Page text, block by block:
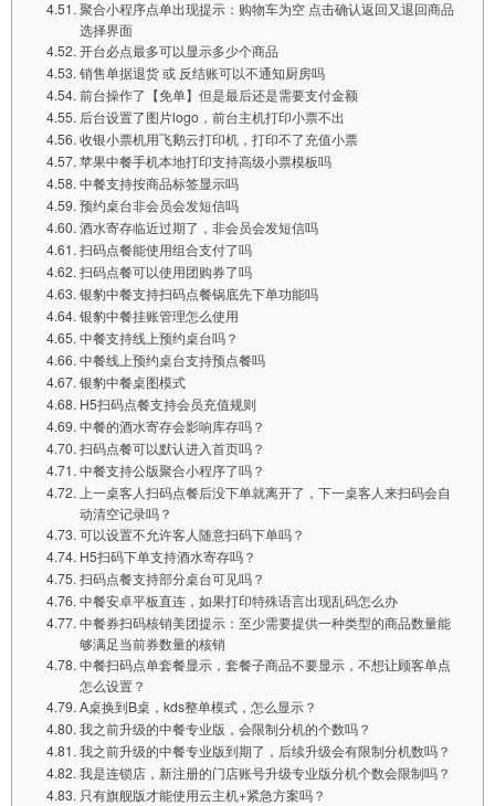
聚合小程序点单出现提示：购物车为空 点击确认返回又退回商品
选择界面
开台必点最多可以显示多少个商品
销售单据退货 或 反结账可以不通知厨房吗
前台操作了【免单】但是最后还是需要支付金额
后台设置了图片logo，前台主机打印小票不出
收银小票机用飞鹅云打印机，打印不了充值小票
苹果中餐手机本地打印支持高级小票模板吗
中餐支持按商品标签显示吗
预约桌台非会员会发短信吗
酒水寄存临近过期了，非会员会发短信吗
扫码点餐能使用组合支付了吗
扫码点餐可以使用团购券了吗
银豹中餐支持扫码点餐锅底先下单功能吗
银豹中餐挂账管理怎么使用
中餐支持线上预约桌台吗？
中餐线上预约桌台支持预点餐吗
银豹中餐桌图模式
H5扫码点餐支持会员充值规则
中餐的酒水寄存会影响库存吗？
扫码点餐可以默认进入首页吗？
中餐支持公版聚合小程序了吗？
上一桌客人扫码点餐后没下单就离开了，下一桌客人来扫码会自
动清空记录吗？
可以设置不允许客人随意扫码下单吗？
H5扫码下单支持酒水寄存吗？
扫码点餐支持部分桌台可见吗？
中餐安卓平板直连，如果打印特殊语言出现乱码怎么办
中餐券扫码核销美团提示：至少需要提供一种类型的商品数量能
够满足当前券数量的核销
中餐扫码点单套餐显示，套餐子商品不要显示，不想让顾客单点
怎么设置？
A桌换到B桌，kds整单模式，怎么显示？
我之前升级的中餐专业版，会限制分机的个数吗？
我之前升级的中餐专业版到期了，后续升级会有限制分机数吗？
我是连锁店，新注册的门店账号升级专业版分机个数会限制吗？
只有旗舰版才能使用云主机+紧急方案吗？